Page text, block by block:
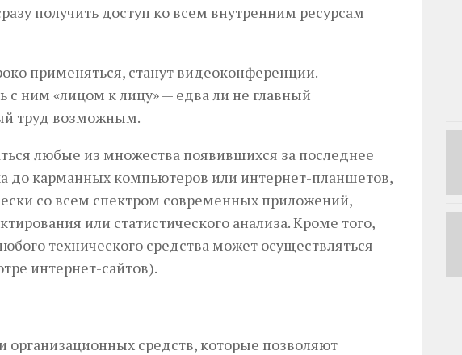
получить доступ ко всем внутренним ресурсам
применяться, станут видеоконференции.
с ним «лицом к лицу» — едва ли не главный
труд возможным.
любые из множества появившихся за последнее
до карманных компьютеров или интернет-планшетов,
со всем спектром современных приложений,
или статистического анализа. Кроме того,
технического средства может осуществляться
интернет-сайтов).
организационных средств, которые позволяют